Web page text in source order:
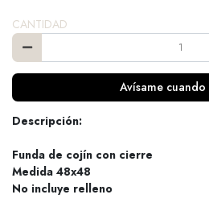
CANTIDAD
Avísame
Descripción:
Funda de cojín con cierre
Medida 48x48
No incluye relleno